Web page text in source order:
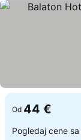
Od 44 €
Pogledaj cene sa